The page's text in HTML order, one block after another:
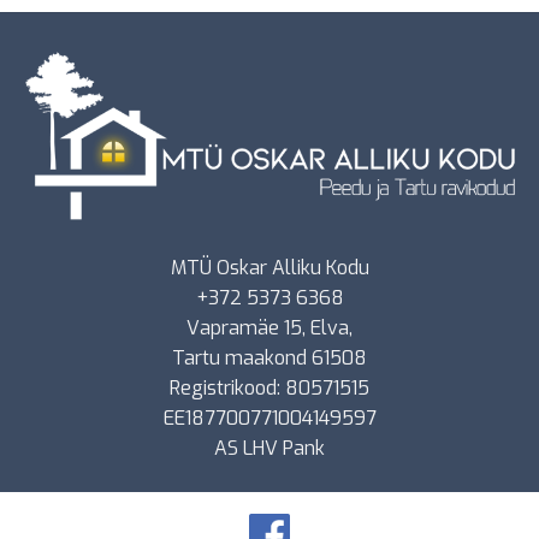
MTÜ Oskar Alliku Kodu
+372 5373 6368
Vapramäe 15, Elva,
Tartu maakond 61508
Registrikood: 80571515
EE187700771004149597
AS LHV Pank